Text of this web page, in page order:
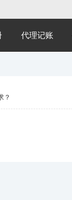
代理记账
？